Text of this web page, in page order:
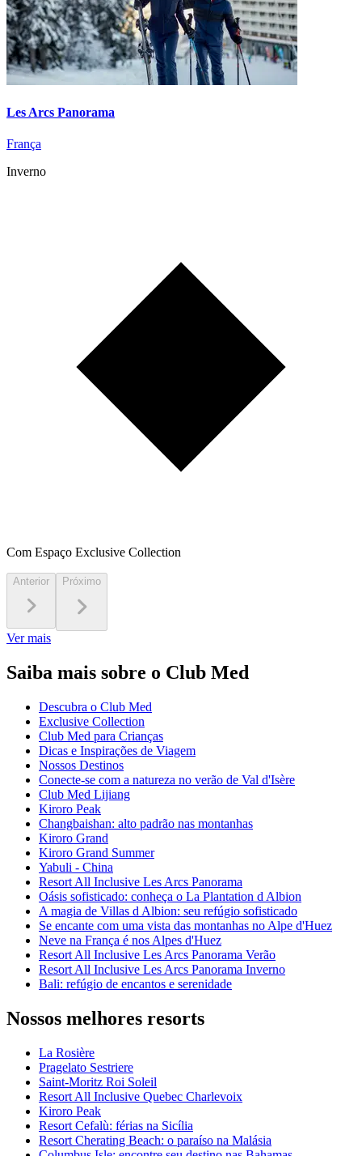
Les Arcs Panorama
França
Inverno
Com Espaço Exclusive Collection
Anterior Próximo
Ver mais
Saiba mais sobre o Club Med
Descubra o Club Med
Exclusive Collection
Club Med para Crianças
Dicas e Inspirações de Viagem
Nossos Destinos
Conecte-se com a natureza no verão de Val d'Isère
Club Med Lijiang
Kiroro Peak
Changbaishan: alto padrão nas montanhas
Kiroro Grand
Kiroro Grand Summer
Yabuli - China
Resort All Inclusive Les Arcs Panorama
Oásis sofisticado: conheça o La Plantation d Albion
A magia de Villas d Albion: seu refúgio sofisticado
Se encante com uma vista das montanhas no Alpe d'Huez
Neve na França é nos Alpes d'Huez
Resort All Inclusive Les Arcs Panorama Verão
Resort All Inclusive Les Arcs Panorama Inverno
Bali: refúgio de encantos e serenidade
Nossos melhores resorts
La Rosière
Pragelato Sestriere
Saint-Moritz Roi Soleil
Resort All Inclusive Quebec Charlevoix
Kiroro Peak
Resort Cefalù: férias na Sicília
Resort Cherating Beach: o paraíso na Malásia